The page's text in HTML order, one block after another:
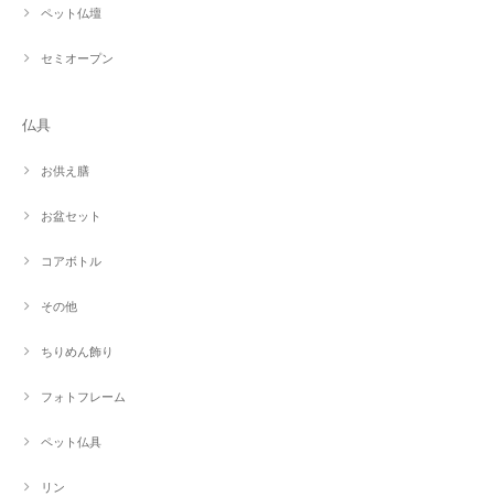
ペット仏壇
セミオープン
仏具
お供え膳
お盆セット
コアボトル
その他
ちりめん飾り
フォトフレーム
ペット仏具
リン